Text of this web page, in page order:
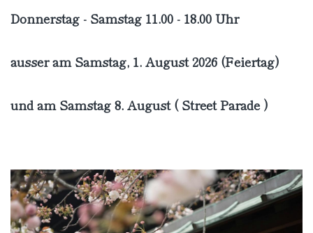
Donnerstag - Samstag 11.00 - 18.00 Uhr
ausser am Samstag, 1. August 2026 (Feiertag)
und am Samstag 8. August ( Street Parade )